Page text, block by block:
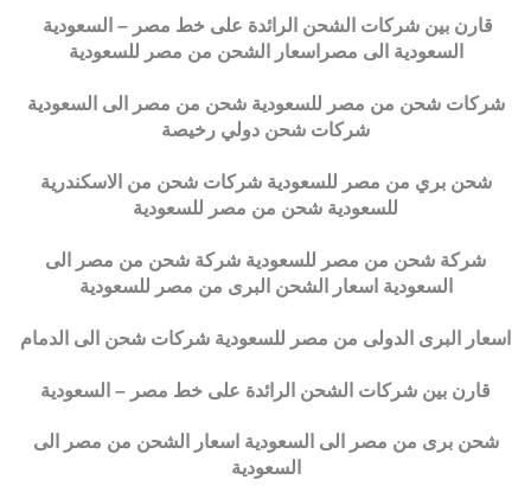
قارن بين شركات الشحن الرائدة على خط مصر – السعودية
السعودية الى مصراسعار الشحن من مصر للسعودية
شركات شحن من مصر للسعودية شحن من مصر الى السعودية
شركات شحن دولي رخيصة
شحن بري من مصر للسعودية شركات شحن من الاسكندرية
للسعودية شحن من مصر للسعودية
شركة شحن من مصر للسعودية شركة شحن من مصر الى
السعودية اسعار الشحن البرى من مصر للسعودية
اسعار البرى الدولى من مصر للسعودية شركات شحن الى الدمام
قارن بين شركات الشحن الرائدة على خط مصر – السعودية
شحن برى من مصر الى السعودية اسعار الشحن من مصر الى
السعودية